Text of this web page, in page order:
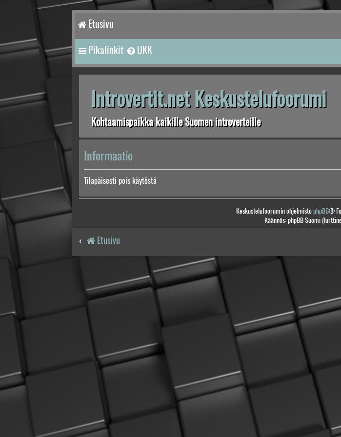
Etusivu
Pikalinkit UKK
Introvertit.net Keskustelufoorumi
Kohtaamispaikka kaikille Suomen introverteille
Informaatio
Tilapäisesti pois käytöstä
Keskustelufoorumin ohjelmistophpBB®
Käännös: phpBB Suomi
Etusivu